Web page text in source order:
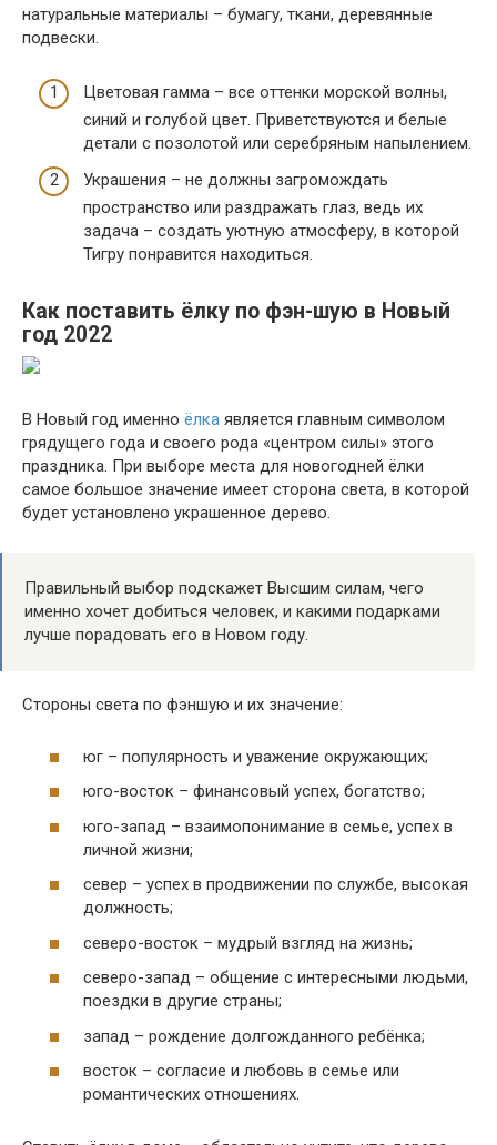
натуральные материалы – бумагу, ткани, деревянные
подвески.
Цветовая гамма – все оттенки морской волны,
синий и голубой цвет. Приветствуются и белые
детали с позолотой или серебряным напылением.
Украшения – не должны загромождать
пространство или раздражать глаз, ведь их
задача – создать уютную атмосферу, в которой
Тигру понравится находиться.
Как поставить ёлку по фэн-шую в Новый
год 2022
В Новый год именно ёлка является главным символом
грядущего года и своего рода «центром силы» этого
праздника. При выборе места для новогодней ёлки
самое большое значение имеет сторона света, в которой
будет установлено украшенное дерево.
Правильный выбор подскажет Высшим силам, чего
именно хочет добиться человек, и какими подарками
лучше порадовать его в Новом году.
Стороны света по фэншую и их значение:
юг – популярность и уважение окружающих;
юго-восток – финансовый успех, богатство;
юго-запад – взаимопонимание в семье, успех в
личной жизни;
север – успех в продвижении по службе, высокая
должность;
северо-восток – мудрый взгляд на жизнь;
северо-запад – общение с интересными людьми,
поездки в другие страны;
запад – рождение долгожданного ребёнка;
восток – согласие и любовь в семье или
романтических отношениях.